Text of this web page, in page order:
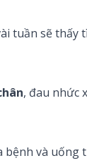
tuần sẽ thấy
, đau nhức
bệnh và